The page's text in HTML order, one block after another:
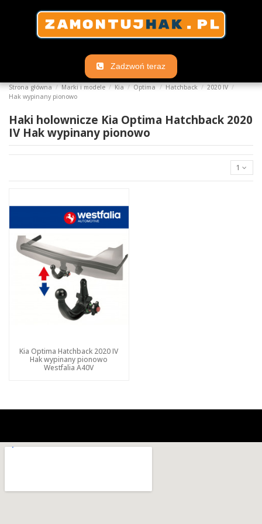
Zadzwoń teraz
Strona główna Marki i modele Kia Optima Hatchback
2020 IV
Hak wypinany pionowo
Haki holownicze Kia Optima Hatchback 2020
IV Hak wypinany pionowo
1
Kia Optima Hatchback 2020 IV
Hak wypinany pionowo
Westfalia A40V